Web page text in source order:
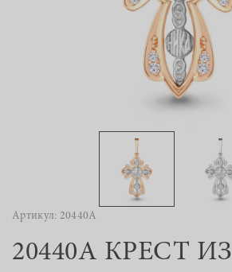
Артикул: 20440А
20440А КРЕСТ ИЗ